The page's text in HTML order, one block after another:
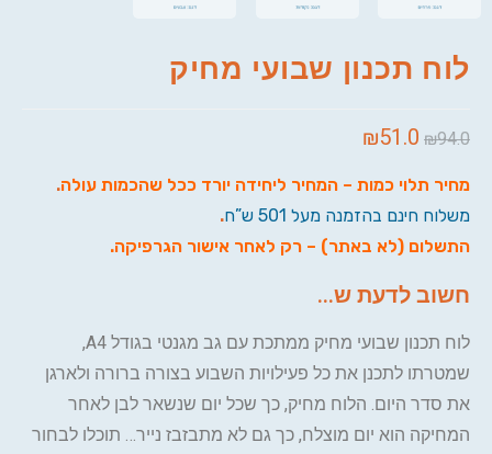
לוח תכנון שבועי מחיק
₪94.0
₪51.0
מחיר תלוי כמות – המחיר ליחידה יורד ככל שהכמות עולה.
משלוח חינם בהזמנה מעל 501 ש”ח
.
התשלום (לא באתר) – רק לאחר אישור הגרפיקה.
חשוב לדעת ש...
לוח תכנון שבועי מחיק ממתכת עם גב מגנטי בגודל A4,
שמטרתו לתכנן את כל פעילויות השבוע בצורה ברורה ולארגן
את סדר היום. הלוח מחיק, כך שכל יום שנשאר לבן לאחר
המחיקה הוא יום מוצלח, כך גם לא מתבזבז נייר… תוכלו לבחור